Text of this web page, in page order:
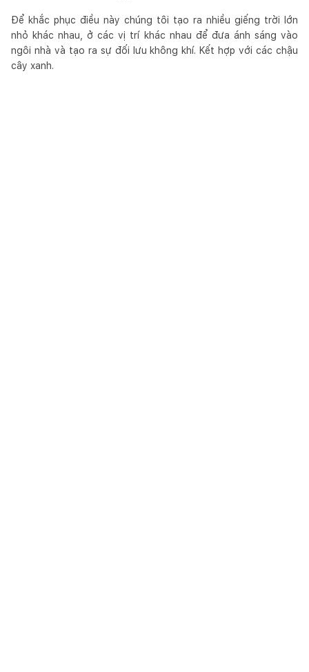
Để khắc phục điều này chúng tôi tạo ra nhiều giếng trời lớn
nhỏ khác nhau, ở các vị trí khác nhau để đưa ánh sáng vào
ngôi nhà và tạo ra sự đối lưu không khí. Kết hợp với các chậu
cây xanh.